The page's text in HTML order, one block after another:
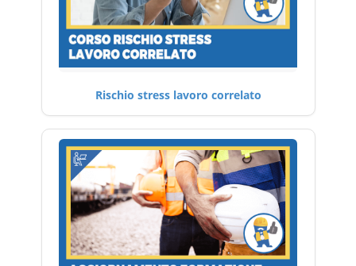
Rischio stress lavoro correlato